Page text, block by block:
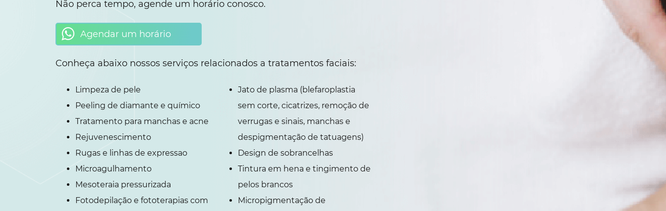
Não perca tempo, agende um horário conosco.
Agendar um horário
Conheça abaixo nossos serviços relacionados a tratamentos faciais:
Limpeza de pele
Peeling de diamante e químico
Tratamento para manchas e acne
Rejuvenescimento
Rugas e linhas de expressao
Microagulhamento
Mesoteraia pressurizada
Fotodepilação e fototerapias com
Jato de plasma (blefaroplastia
sem corte, cicatrizes, remoção de
verrugas e sinais, manchas e
despigmentação de tatuagens)
Design de sobrancelhas
Tintura em hena e tingimento de
pelos brancos
Micropigmentação de